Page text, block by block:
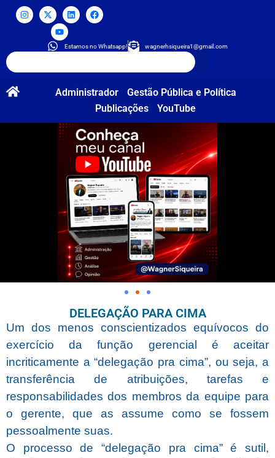
Estamos no Whatsapp! wagnerhsiqueira1@gmail.com
Administrador
Gestão Pública e Política
Publicações
YouTube
DELEGAÇÃO PARA CIMA
Um dos menos conscientizados equívocos do
exercício da função gerencial é aceitar
incriticamente a “delegação pra cima”, ou seja, a
transferência de atribuições, tarefas e
responsabilidades dos membros da equipe para
o gerente, que as assume como se fossem
pessoalmente suas.
O processo de “delegação pra cima” é sutil,